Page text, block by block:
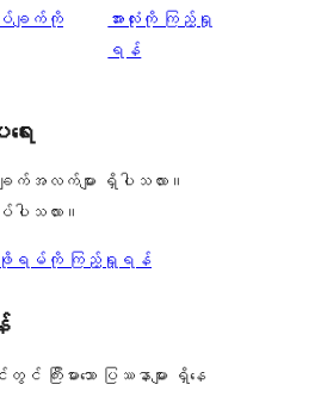
ချက်ကို
သုံးသပ်
ချက်
အားလုံးကို ကြည့်ရှု
ရန်
ေး
ချက်အလက်များ ရှိပါသလား။
သလား။
း ဖိုရမ်ကို ကြည့်ရှုရန်
ကြီးမားသော ပြဿနာများ ရှိနေ